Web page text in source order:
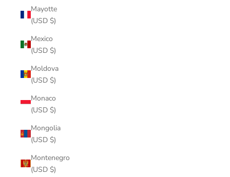
Mayotte
(USD $)
Mexico
(USD $)
Moldova
(USD $)
Monaco
(USD $)
Mongolia
(USD $)
Montenegro
(USD $)